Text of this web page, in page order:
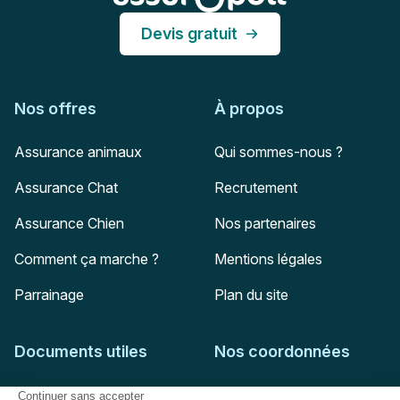
Devis gratuit
Nos offres
Assurance animaux
Assurance Chat
Assurance Chien
Comment ça marche ?
Parrainage
À propos
Qui sommes-nous ?
Recrutement
Nos partenaires
Mentions légales
Plan du site
Documents utiles
Feuille de soins
Nos coordonnées